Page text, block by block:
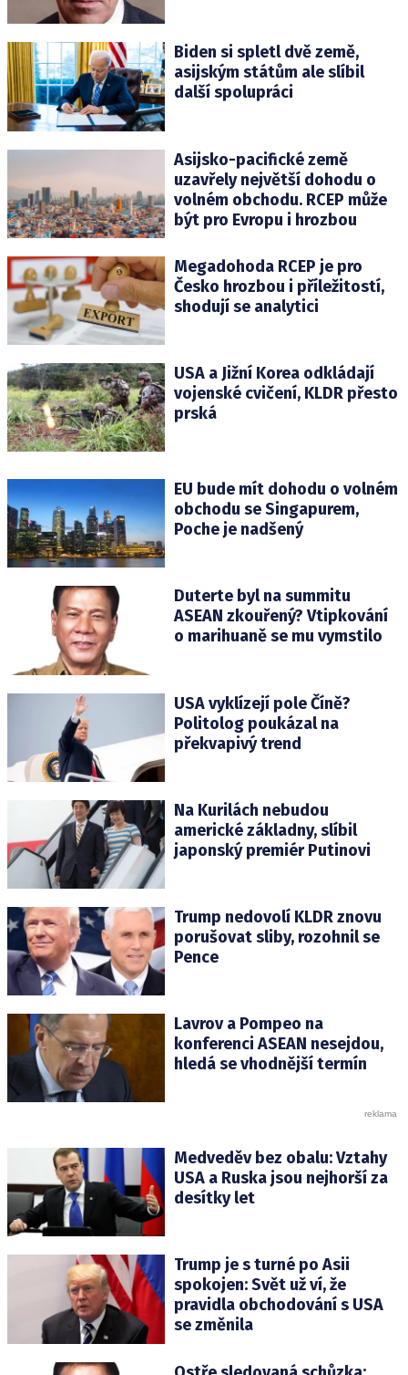
Biden si spletl dvě země,
asijským státům ale slíbil
další spolupráci
Asijsko-pacifické země
uzavřely největší dohodu o
volném obchodu. RCEP může
být pro Evropu i hrozbou
Megadohoda RCEP je pro
Česko hrozbou i příležitostí,
shodují se analytici
USA a Jižní Korea odkládají
vojenské cvičení, KLDR přesto
prská
EU bude mít dohodu o volném
obchodu se Singapurem,
Poche je nadšený
Duterte byl na summitu
ASEAN zkouřený? Vtipkování
o marihuaně se mu vymstilo
USA vyklízejí pole Číně?
Politolog poukázal na
překvapivý trend
Na Kurilách nebudou
americké základny, slíbil
japonský premiér Putinovi
Trump nedovolí KLDR znovu
porušovat sliby, rozohnil se
Pence
Lavrov a Pompeo na
konferenci ASEAN nesejdou,
hledá se vhodnější termín
Medveděv bez obalu: Vztahy
USA a Ruska jsou nejhorší za
desítky let
Trump je s turné po Asii
spokojen: Svět už ví, že
pravidla obchodování s USA
se změnila